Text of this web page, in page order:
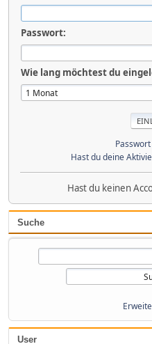
Suche
User
Passwort:
Wie lang möchtest du
Hast du deine
Hast du keinen